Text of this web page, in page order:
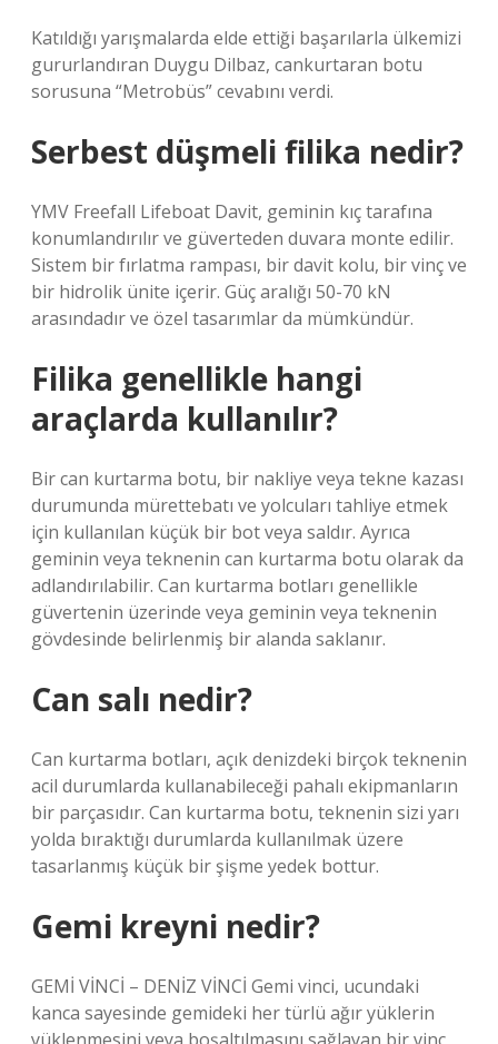
Katıldığı yarışmalarda elde ettiği başarılarla ülkemizi
gururlandıran Duygu Dilbaz, cankurtaran botu
sorusuna “Metrobüs” cevabını verdi.
Serbest düşmeli filika nedir?
YMV Freefall Lifeboat Davit, geminin kıç tarafına
konumlandırılır ve güverteden duvara monte edilir.
Sistem bir fırlatma rampası, bir davit kolu, bir vinç ve
bir hidrolik ünite içerir. Güç aralığı 50-70 kN
arasındadır ve özel tasarımlar da mümkündür.
Filika genellikle hangi
araçlarda kullanılır?
Bir can kurtarma botu, bir nakliye veya tekne kazası
durumunda mürettebatı ve yolcuları tahliye etmek
için kullanılan küçük bir bot veya saldır. Ayrıca
geminin veya teknenin can kurtarma botu olarak da
adlandırılabilir. Can kurtarma botları genellikle
güvertenin üzerinde veya geminin veya teknenin
gövdesinde belirlenmiş bir alanda saklanır.
Can salı nedir?
Can kurtarma botları, açık denizdeki birçok teknenin
acil durumlarda kullanabileceği pahalı ekipmanların
bir parçasıdır. Can kurtarma botu, teknenin sizi yarı
yolda bıraktığı durumlarda kullanılmak üzere
tasarlanmış küçük bir şişme yedek bottur.
Gemi kreyni nedir?
GEMİ VİNCİ – DENİZ VİNCİ Gemi vinci, ucundaki
kanca sayesinde gemideki her türlü ağır yüklerin